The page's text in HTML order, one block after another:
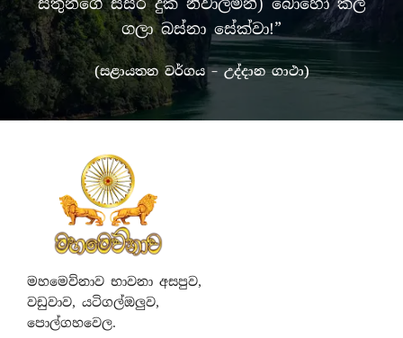
ගලා බස්නා සේක්වා!”
(සළායතන වර්ගය – උද්දාන ගාථා)
මහමෙව්නාව භාවනා අසපුව,
වඩුවාව, යටිගල්ඔලුව,
පොල්ගහවෙල.